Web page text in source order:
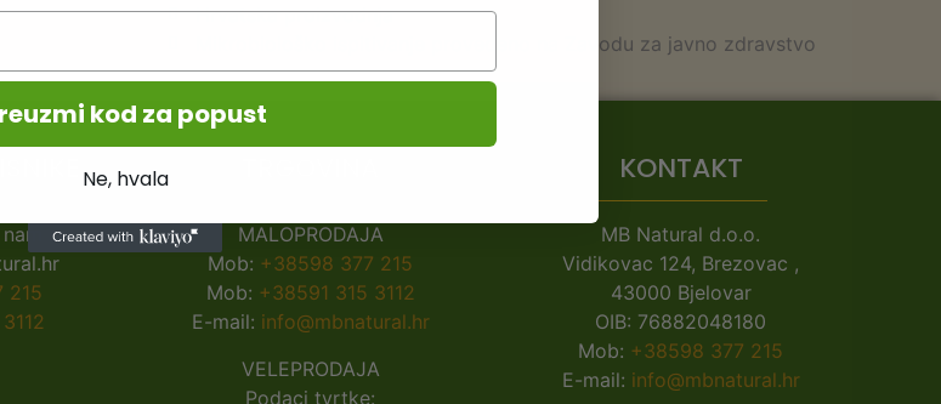
Hrvatska proizvodnja
Mikrobiološko ispitivanje provedeno na Zavodu za javno zdravstvo
se!
215
MALOPRODAJA
Mob: +38598 377 215
Mob: +38591 315 3112
E-mail: info@mbnatural.hr
VELEPRODAJA
Podaci tvrtke:
KONTAKT
MB Natural d.o.o.
Vidikovac 124, Brezovac ,
43000 Bjelovar
OIB: 76882048180
Mob: +38598 377 215
E-mail: info@mbnatural.hr
kod za popust
Ne, hvala